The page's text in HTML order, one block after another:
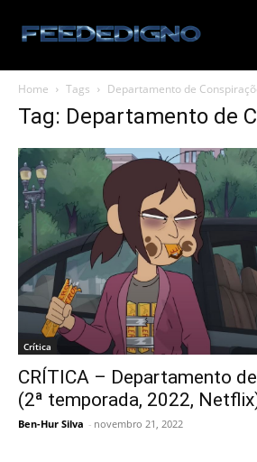
Home Tags Departamento de
Tag: Departamento de
Crítica
CRÍTICA – Departamento
(2ª temporada, 2022,
Ben-Hur Silva - novembro 21, 2022